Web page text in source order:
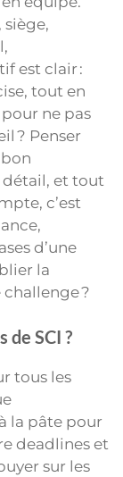
est clair :
tout en
ne pas
? Penser
et tout
c’est
d’une
la
challenge ?
SCI ?
tous les
la pâte pour
deadlines et
sur les